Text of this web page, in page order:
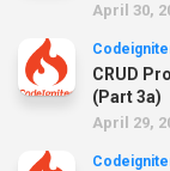
April 30,
CRUD
(Part 3a)
April 29,